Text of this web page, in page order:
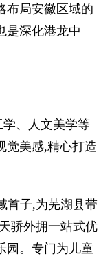
布局安徽区域的
是深化港龙中
、人文美学等
觉美感,精心打造
首子,为芜湖县带
骄外拥一站式优
园。专门为儿童